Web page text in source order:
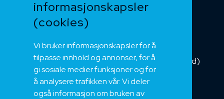
informasjonskapsler
(cookies)
Vi bruker informasjonskapsler for å
tilpasse innhold og annonser, for å
gi sosiale medier funksjoner og for
å analysere trafikken vår. Vi deler
også informasjon om bruken av
Kategorikabel
Installasjonskabel
Kombikabel (Hybrid)
DNV sertifisert
Tilbehør